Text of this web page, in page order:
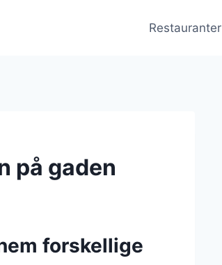
Restauranter
på gaden
forskellige